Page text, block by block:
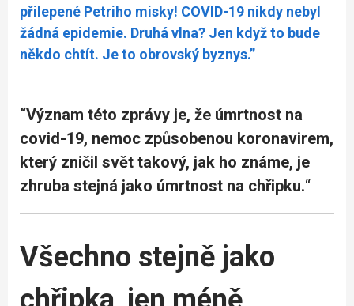
přilepené Petriho misky! COVID-19 nikdy nebyl
žádná epidemie. Druhá vlna? Jen když to bude
někdo chtít. Je to obrovský byznys.”
“Význam této zprávy je, že úmrtnost na
covid-19, nemoc způsobenou koronavirem,
který zničil svět takový, jak ho známe, je
zhruba stejná jako úmrtnost na chřipku.“
Všechno stejně jako